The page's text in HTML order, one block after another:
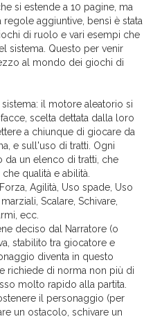
si estende a 10 pagine, ma
aggiuntive, bensì è stata
di ruolo e vari esempi che
sistema. Questo per venir
al mondo dei giochi di
il motore aleatorio si
scelta dettata dalla loro
a chiunque di giocare da
e sull'uso di tratti. Ogni
da un elenco di tratti, che
qualità e abilità.
Agilità, Uso spade, Uso
Scalare, Schivare,
ecc.
deciso dal Narratore (o
stabilito tra giocatore e
diventa in questo
richiede di norma non più di
molto rapido alla partita.
il personaggio (per
un ostacolo, schivare un